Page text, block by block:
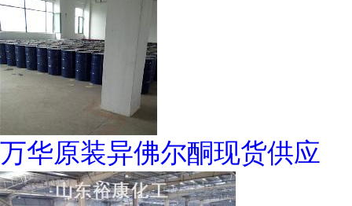
万华原装异佛尔酮现货供应